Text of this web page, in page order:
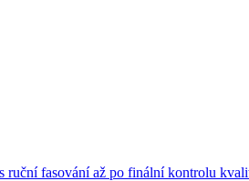
fasování až po finální kontrolu